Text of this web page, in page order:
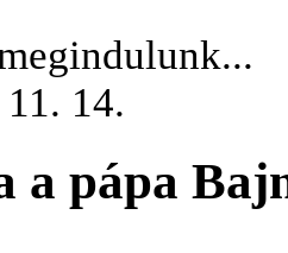
14.
a pápa